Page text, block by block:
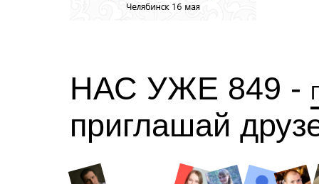
НАС УЖЕ 849 -
приглашай